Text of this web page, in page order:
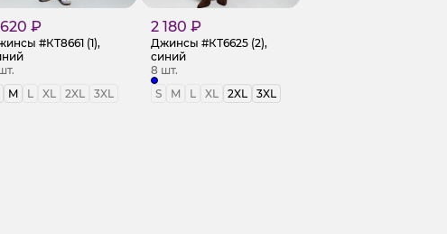
₽
#КТ8661 (1),
M L XL 2XL 3XL
2 180 ₽
Джинсы #КТ6625 (2),
синий
8 шт.
S
M L XL 2XL 3XL